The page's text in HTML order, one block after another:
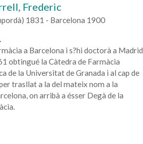
Frederic
1831 - Barcelona 1900
a Barcelona i s?hi doctorà a Madrid
obtingué la Càtedra de Farmàcia
de la Universitat de Granada i al cap de
trasllat a la del mateix nom a la
on arribà a ésser Degà de la